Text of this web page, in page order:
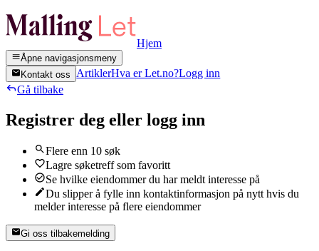
Hjem
Åpne navigasjonsmeny
Kontakt oss
ArtiklerHva er Let.no?Logg inn
Gå tilbake
Registrer deg eller logg inn
Flere enn 10 søk
Lagre søketreff som favoritt
Se hvilke eiendommer du har meldt interesse på
Du slipper å fylle inn kontaktinformasjon på nytt hvis du
melder interesse på flere eiendommer
Gi oss tilbakemelding